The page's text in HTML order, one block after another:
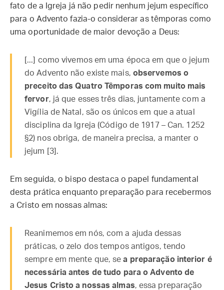
fato de a Igreja já não pedir nenhum jejum específico
para o Advento fazia-o considerar as têmporas como
uma oportunidade de maior devoção a Deus:
[...] como vivemos em uma época em que o jejum
do Advento não existe mais, observemos o
preceito das Quatro Têmporas com muito mais
fervor, já que esses três dias, juntamente com a
Vigília de Natal, são os únicos em que a atual
disciplina da Igreja (Código de 1917 – Can. 1252
§2) nos obriga, de maneira precisa, a manter o
jejum [3].
Em seguida, o bispo destaca o papel fundamental
desta prática enquanto preparação para recebermos
a Cristo em nossas almas:
Reanimemos em nós, com a ajuda dessas
práticas, o zelo dos tempos antigos, tendo
sempre em mente que, sea preparação interior é
necessária antes de tudo para o Advento de
Jesus Cristo a nossas almas, essa preparação